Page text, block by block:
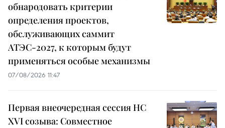
обнародовать критерии
определения проектов,
обслуживающих саммит
АТЭС-2027, к которым будут
применяться особые механизмы
07/08/2026 11:47
Первая внеочередная сессия НС
XVI созыва: Совместное